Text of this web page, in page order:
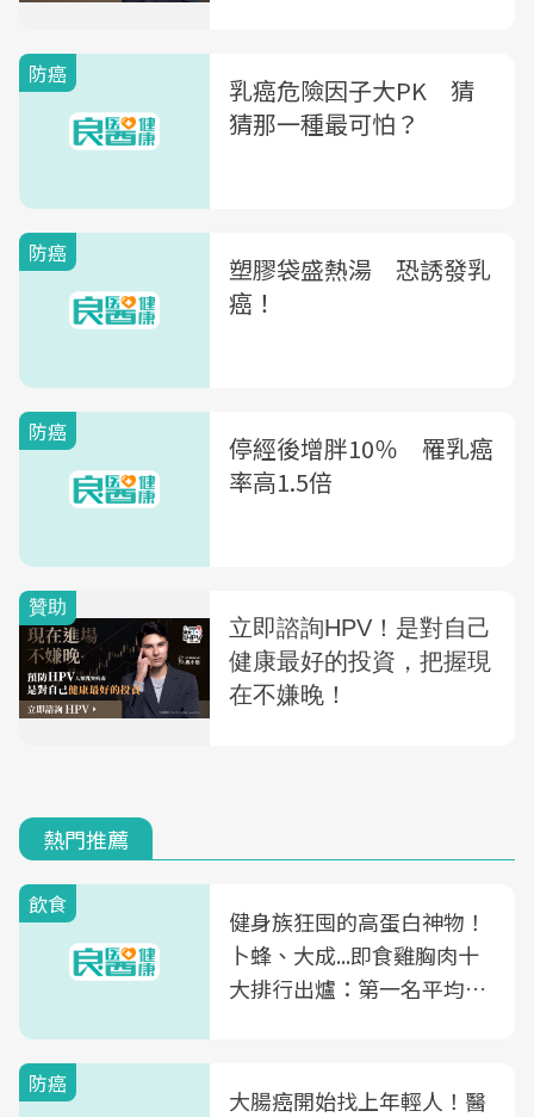
防癌
乳癌危險因子大PK 猜
猜那一種最可怕？
防癌
塑膠袋盛熱湯 恐誘發乳
癌！
防癌
停經後增胖10％ 罹乳癌
率高1.5倍
熱門推薦
飲食
健身族狂囤的高蛋白神物！
卜蜂、大成...即食雞胸肉十
大排行出爐：第一名平均一
防癌
大腸癌開始找上年輕人！醫